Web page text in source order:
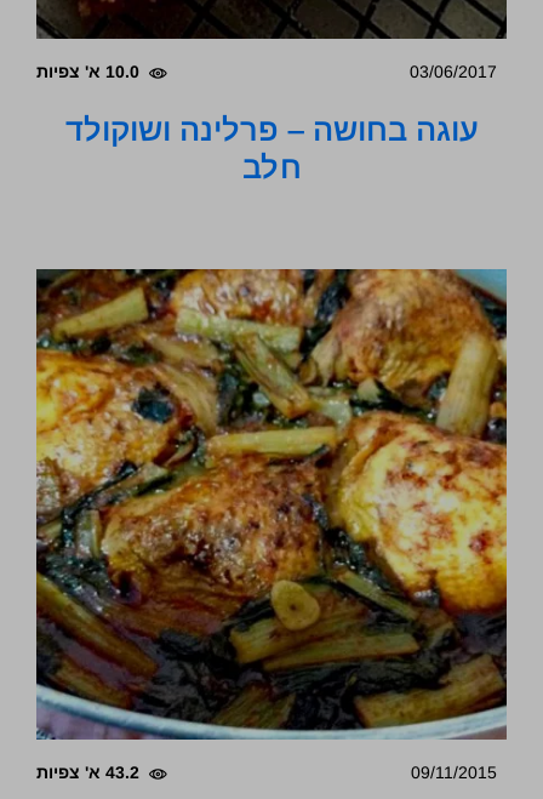
03/06/2017 10.0 א' צפיות
עוגה בחושה – פרלינה ושוקולד
חלב
09/11/2015 43.2 א' צפיות